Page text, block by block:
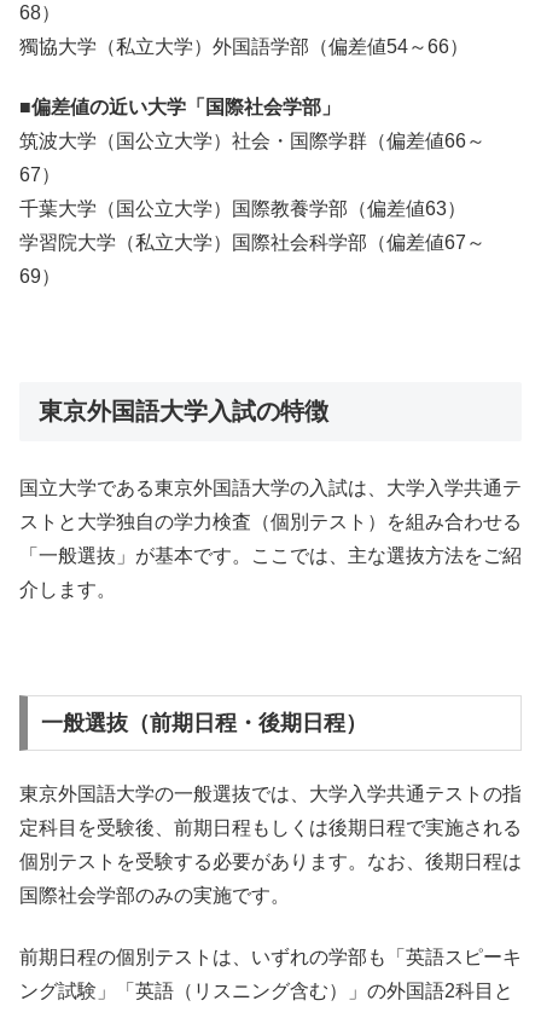
68）
獨協大学（私立大学）外国語学部（偏差値54～66）
■偏差値の近い大学「国際社会学部」
筑波大学（国公立大学）社会・国際学群（偏差値66～
67）
千葉大学（国公立大学）国際教養学部（偏差値63）
学習院大学（私立大学）国際社会科学部（偏差値67～
69）
東京外国語大学入試の特徴
国立大学である東京外国語大学の入試は、大学入学共通テ
ストと大学独自の学力検査（個別テスト）を組み合わせる
「一般選抜」が基本です。ここでは、主な選抜方法をご紹
介します。
一般選抜（前期日程・後期日程）
東京外国語大学の一般選抜では、大学入学共通テストの指
定科目を受験後、前期日程もしくは後期日程で実施される
個別テストを受験する必要があります。なお、後期日程は
国際社会学部のみの実施です。
前期日程の個別テストは、いずれの学部も「英語スピーキ
ング試験」「英語（リスニング含む）」の外国語2科目と